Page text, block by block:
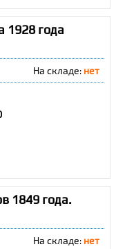
1928 года
На складе: нет
1849 года.
На складе: нет